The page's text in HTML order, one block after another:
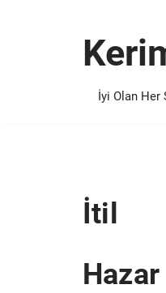
İyi Olan Her
İtil